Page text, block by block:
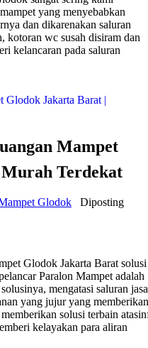
yang menyebabkan
dan dikarenakan saluran
kotoran wc susah disiram dan
kelancaran pada saluran
Mampet
Terdekat
Glodok
Diposting
Glodok Jakarta Barat solusi
Paralon Mampet adalah
mengatasi saluran jasa
yang jujur yang memberikan
solusi terbain
kelayakan para aliran